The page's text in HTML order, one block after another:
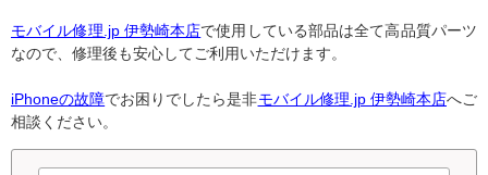
モバイル修理.jp 伊勢崎本店で使用している部品は全て高品質パーツ
なので、修理後も安心してご利用いただけます。
iPhoneの故障でお困りでしたら是非モバイル修理.jp 伊勢崎本店へご
相談ください。